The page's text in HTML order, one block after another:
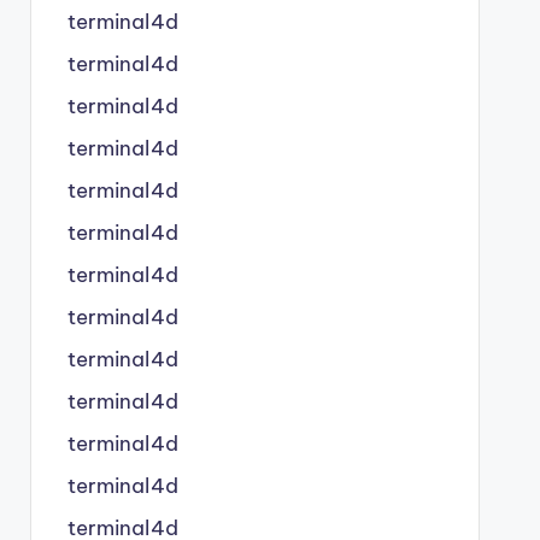
terminal4d
terminal4d
terminal4d
terminal4d
terminal4d
terminal4d
terminal4d
terminal4d
terminal4d
terminal4d
terminal4d
terminal4d
terminal4d